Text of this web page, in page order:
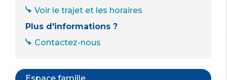
Voir le trajet et les horaires
Plus d'informations ?
Contactez-nous